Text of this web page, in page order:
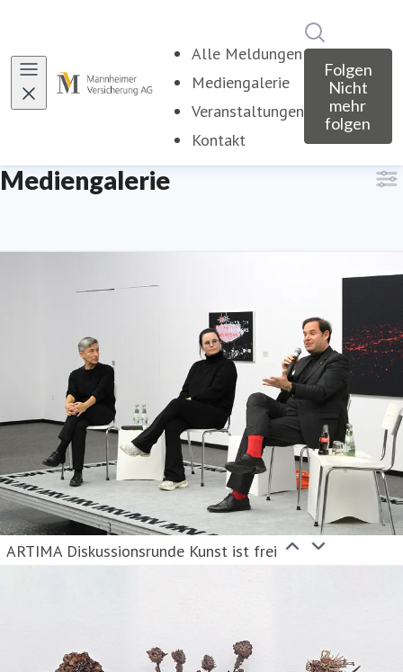
Alle Meldungen
Mediengalerie
Veranstaltungen
Kontakt
Folgen
Nicht
mehr
folgen
Mediengalerie
ARTIMA Diskussionsrunde Kunst ist frei